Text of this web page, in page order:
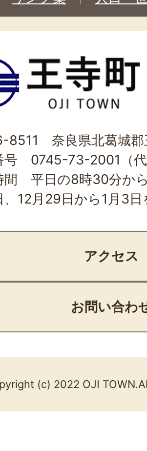
8511 奈良県北葛城郡
号 0745-73-2001（
間 平日の8時30分か
、12月29日から1月3
アクセス
お問い合わ
(c) 2022 OJI